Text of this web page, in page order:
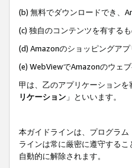
(b) 無料でダウンロードでき、
(c) 独自のコンテンツを有するも
(d) Amazonのショッピングア
(e) WebViewでAmazonのウェ
甲は、乙のアプリケーションを
リケーション 」といいます。
本ガイドラインは、プログラ
ラインは常に厳密に遵守する
自動的に解除されます。